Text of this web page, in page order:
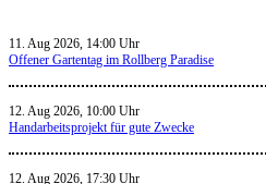
11. Aug 2026, 14:00 Uhr
Offener Gartentag im Rollberg Paradise
12. Aug 2026, 10:00 Uhr
Handarbeitsprojekt für gute Zwecke
12. Aug 2026, 17:30 Uhr